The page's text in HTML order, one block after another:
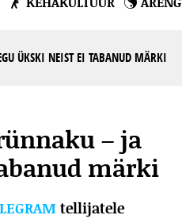
ÜKSKI NEIST EI TABANUD MÄRKI
– ja
märki
tellijatele